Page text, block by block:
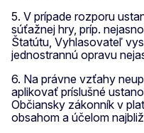
5. V prípade rozporu
súťažnej hry, príp.
Štatútu, Vyhlasovateľ
jednostrannú opravu
6. Na právne vzťahy
aplikovať príslušné
Občiansky zákonník v
obsahom a účelom